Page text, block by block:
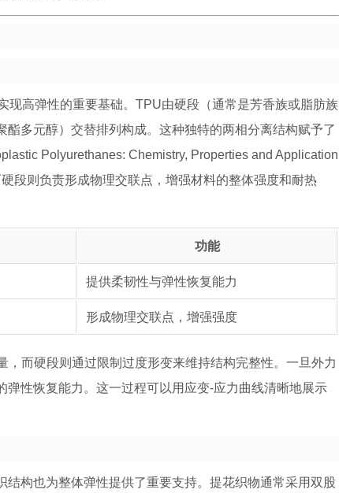
高弹性的重要基础。TPU由硬段（通常是芳香族或脂肪族
多元醇）交替排列构成。这种独特的两相分离结构赋予了
Polyurethanes: Chemistry, Properties and Application
段则负责形成物理交联点，增强材料的整体强度和耐热
功能
提供柔韧性与弹性恢复能力
形成物理交联点，增强强度
而硬段则通过限制过度形变来维持结构完整性。一旦外力
性恢复能力。这一过程可以用应变-应力曲线清晰地展示
构也为整体弹性提供了重要支持。提花织物通常采用双股